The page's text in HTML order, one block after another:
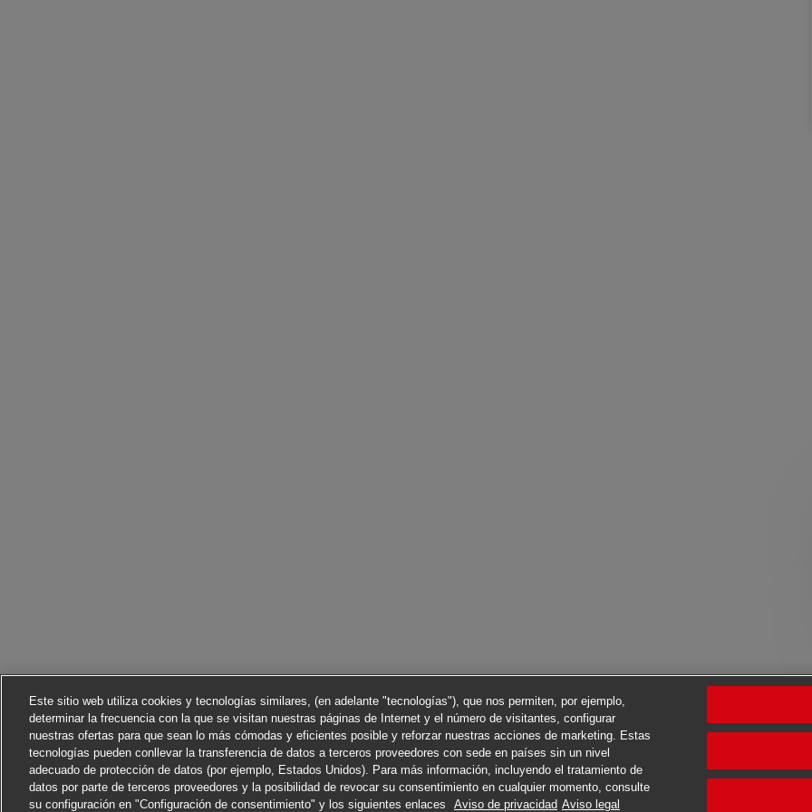
Este sitio web utiliza cookies y tecnologías similares, (en adelante "tecnologías"), que nos permiten, por ejemplo,
determinar la frecuencia con la que se visitan nuestras páginas de Internet y el número de visitantes, configurar
nuestras ofertas para que sean lo más cómodas y eficientes posible y reforzar nuestras acciones de marketing. Estas
tecnologías pueden conllevar la transferencia de datos a terceros proveedores con sede en países sin un nivel
adecuado de protección de datos (por ejemplo, Estados Unidos). Para más información, incluyendo el tratamiento de
datos por parte de terceros proveedores y la posibilidad de revocar su consentimiento en cualquier momento, consulte
su configuración en "Configuración de consentimiento" y los siguientes enlaces
Aviso de privacidad Aviso legal